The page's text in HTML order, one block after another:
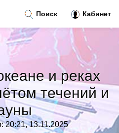
и реках
течений и
20:21, 13.11.2025
Поиск Кабинет